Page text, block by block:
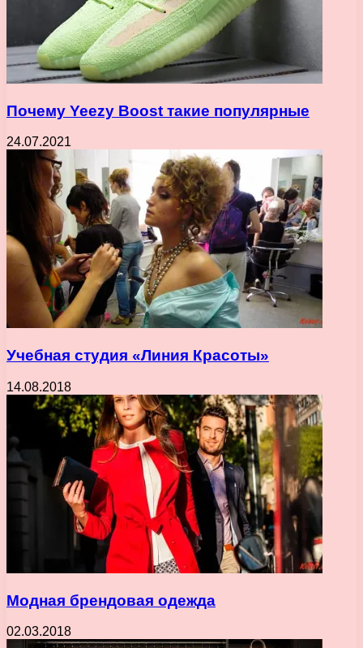
Почему Yeezy Boost такие популярные
24.07.2021
Учебная студия «Линия Красоты»
14.08.2018
Модная брендовая одежда
02.03.2018